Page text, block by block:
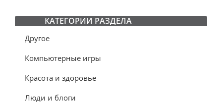
КАТЕГОРИИ РАЗДЕЛА
Другое
Компьютерные игры
Красота и здоровье
Люди и блоги